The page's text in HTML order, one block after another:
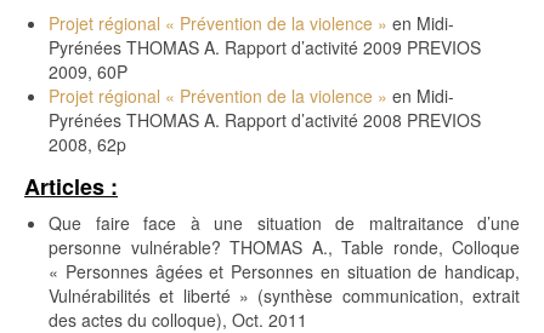
Projet régional « Prévention de la violence » en Midi-
Pyrénées THOMAS A. Rapport d’activité 2009 PREVIOS
2009, 60P
Projet régional « Prévention de la violence » en Midi-
Pyrénées THOMAS A. Rapport d’activité 2008 PREVIOS
2008, 62p
Articles :
Que faire face à une situation de maltraitance d’une
personne vulnérable? THOMAS A., Table ronde, Colloque
« Personnes âgées et Personnes en situation de handicap,
Vulnérabilités et liberté » (synthèse communication, extrait
des actes du colloque), Oct. 2011